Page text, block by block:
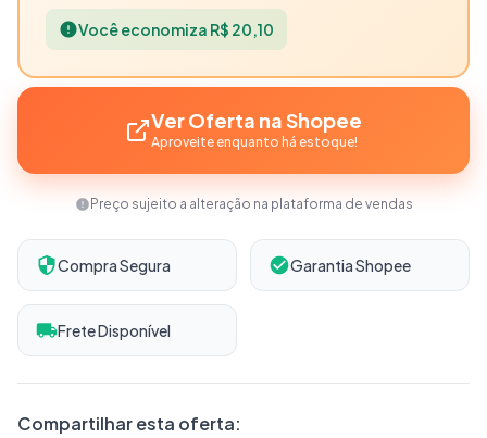
Você economiza R$ 20,10
Ver Oferta na Shopee
Aproveite enquanto há estoque!
Preço sujeito a alteração na plataforma de vendas
Compra Segura Garantia Shopee
Frete Disponível
Compartilhar esta oferta: